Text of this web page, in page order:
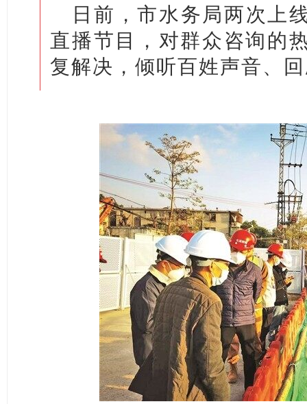
日前，市水务局两次上
直播节目，对群众咨询的
复解决，倾听百姓声音、